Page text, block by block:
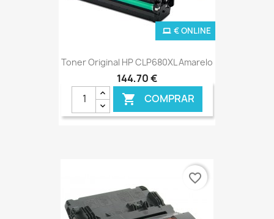
Toner Original HP CLP680XL Amarelo
144,70 €
 COMPRAR
€ ONLINE
favorite_border